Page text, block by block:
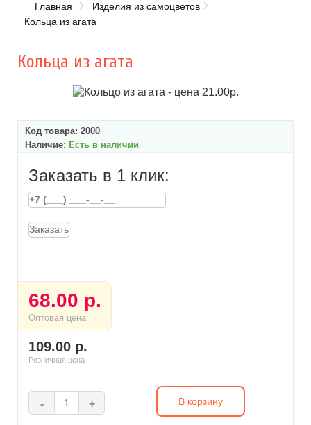
Главная
Изделия из самоцветов
Кольца из агата
Кольца из агата
Код товара: 2000
Наличие: Есть в наличии
Заказать в 1 клик:
Заказать
68.00 р.
Оптовая цена
109.00 р.
Розничная цена
- + В корзину